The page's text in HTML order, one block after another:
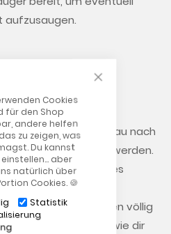
Cookies
für den Shop
andere helfen
zu zeigen, was
Du kannst
aber
natürlich über
Cookies. 🍪
Statistik
aufzusaugen.
Entleeren
Original Perlen
Stillkissen kann genau nach
angepasst werden.
der Nutzung kann es
die Füllung etwas
ist bei allen Stillkissen völlig
Qualität, wie dir